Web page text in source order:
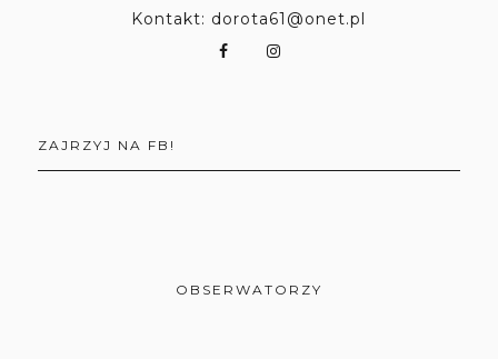
Kontakt: dorota61@onet.pl
ZAJRZYJ NA FB!
OBSERWATORZY